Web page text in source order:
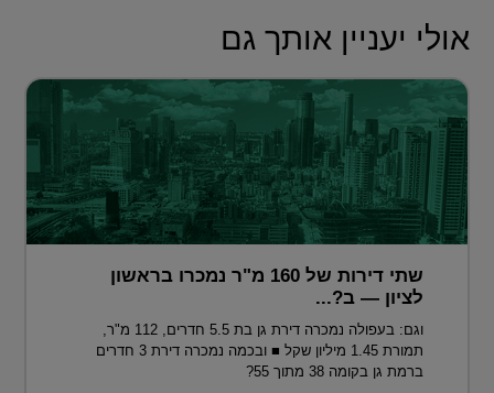
אולי יעניין אותך גם
שתי דירות של 160 מ"ר נמכרו בראשון
לציון — ב?...
וגם: בעפולה נמכרה דירת גן בת 5.5 חדרים, 112 מ"ר,
תמורת 1.45 מיליון שקל ■ ובכמה נמכרה דירת 3 חדרים
ברמת גן בקומה 38 מתוך 55?